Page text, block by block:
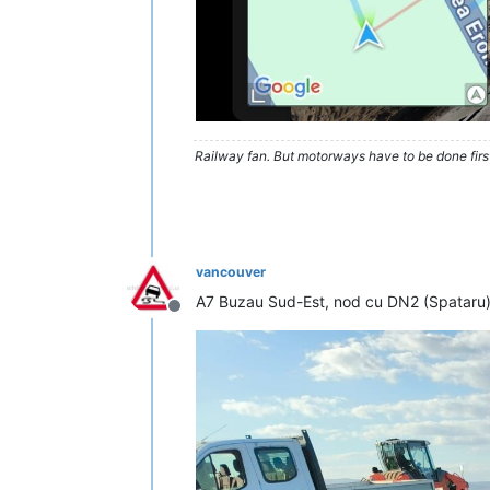
Railway fan. But motorways have to be done
Deconectat
vancouver
A7 Buzau Sud-Est, nod cu DN2